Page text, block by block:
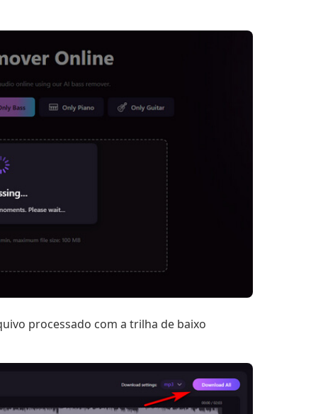
processado com a trilha de baixo